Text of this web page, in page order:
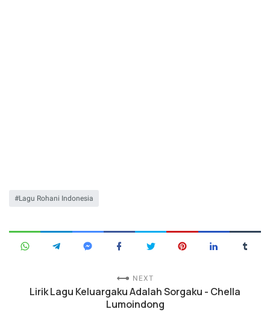
Lagu Rohani Indonesia
NEXT
Lirik Lagu Keluargaku Adalah Sorgaku - Chella
Lumoindong